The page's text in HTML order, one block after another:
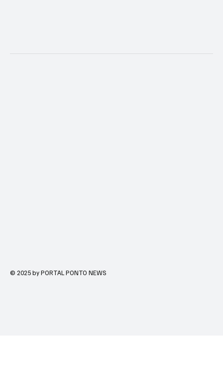
© 2025 by PORTAL PONTO NEWS